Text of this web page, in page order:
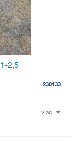
2,5
230133
viac